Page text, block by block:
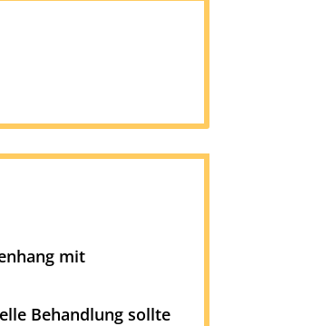
mit
Behandlung sollte